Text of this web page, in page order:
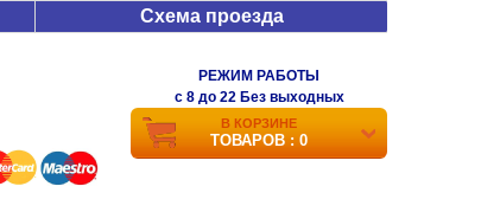
Схема проезда
РЕЖИМ РАБОТЫ
c 8 до 22 Без выходных
В КОРЗИНЕ
ТОВАРОВ : 0